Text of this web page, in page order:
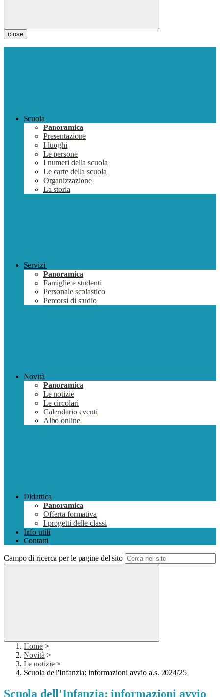
close
Scuola
Panoramica
Presentazione
I luoghi
Le persone
I numeri della scuola
Le carte della scuola
Organizzazione
La storia
Servizi
Panoramica
Famiglie e studenti
Personale scolastico
Percorsi di studio
Novità
Panoramica
Le notizie
Le circolari
Calendario eventi
Albo online
Didattica
Panoramica
Offerta formativa
I progetti delle classi
Info utili
Contatti
Campo di ricerca per le pagine del sito
Home >
Novità >
Le notizie >
Scuola dell'Infanzia: informazioni avvio a.s. 2024/25
Scuola dell'Infanzia: informazioni avvio